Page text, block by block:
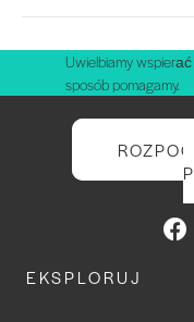
Uwielbiamy
sposób pomagamy.
EKSPLORUJ